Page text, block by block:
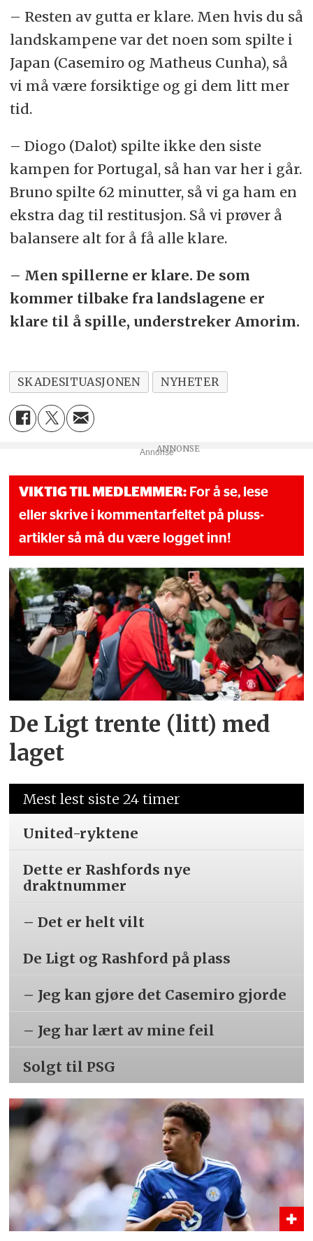
– Resten av gutta er klare. Men hvis du så
landskampene var det noen som spilte i
Japan (Casemiro og Matheus Cunha), så
vi må være forsiktige og gi dem litt mer
tid.
– Diogo (Dalot) spilte ikke den siste
kampen for Portugal, så han var her i går.
Bruno spilte 62 minutter, så vi ga ham en
ekstra dag til restitusjon. Så vi prøver å
balansere alt for å få alle klare.
– Men spillerne er klare. De som
kommer tilbake fra landslagene er
klare til å spille, understreker Amorim.
SKADESITUASJONEN NYHETER
Annonse
VIKTIG TIL MEDLEMMER: For å se, lese
eller skrive i kommentarfeltet på pluss-
artikler så må du være logget inn!
De Ligt trente (litt) med
laget
Mest lest siste 24 timer
United-ryktene
Dette er Rashfords nye
draktnummer
– Det er helt vilt
De Ligt og Rashford på plass
– Jeg kan gjøre det Casemiro gjorde
– Jeg har lært av mine feil
Solgt til PSG